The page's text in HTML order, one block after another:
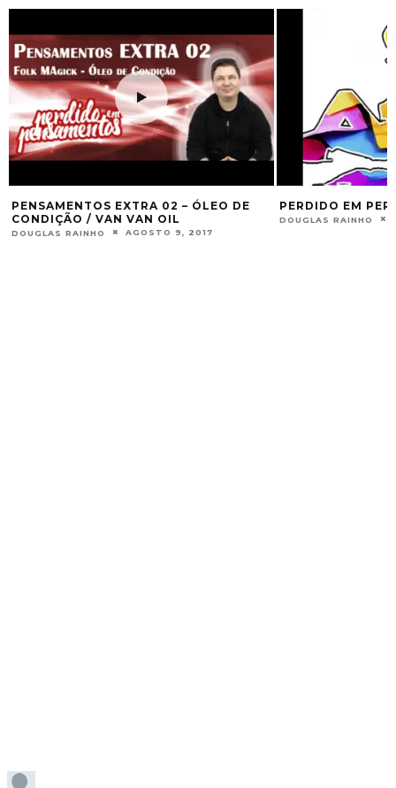
02 – ÓLEO DE
OIL
9, 2017
PERDIDO EM PERGUNTAS #9
DOUGLAS RAINHO DEZEMBRO 9, 2014